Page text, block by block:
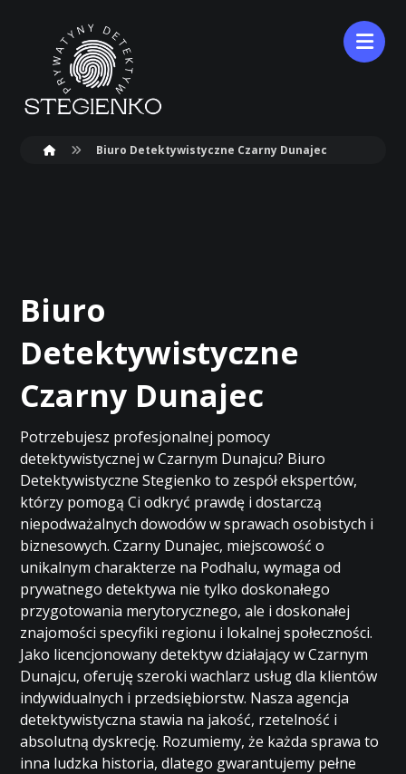
Biuro Detektywistyczne Czarny Dunajec
Biuro
Detektywistyczne
Czarny Dunajec
Potrzebujesz profesjonalnej pomocy
detektywistycznej w Czarnym Dunajcu? Biuro
Detektywistyczne Stegienko to zespół ekspertów,
którzy pomogą Ci odkryć prawdę i dostarczą
niepodważalnych dowodów w sprawach osobistych i
biznesowych. Czarny Dunajec, miejscowość o
unikalnym charakterze na Podhalu, wymaga od
prywatnego detektywa nie tylko doskonałego
przygotowania merytorycznego, ale i doskonałej
znajomości specyfiki regionu i lokalnej społeczności.
Jako licencjonowany detektyw działający w Czarnym
Dunajcu, oferuję szeroki wachlarz usług dla klientów
indywidualnych i przedsiębiorstw. Nasza agencja
detektywistyczna stawia na jakość, rzetelność i
absolutną dyskrecję. Rozumiemy, że każda sprawa to
inna ludzka historia, dlatego gwarantujemy pełne